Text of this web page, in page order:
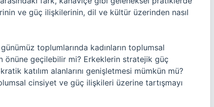
ve güç ilişkilerinin, dil ve kültür üzerinden nasıl
toplumlarında kadınların toplumsal
önüne geçilebilir mi? Erkeklerin stratejik güç
katılım alanlarını genişletmesi mümkün mü?
cinsiyet ve güç ilişkileri üzerine tartışmayı